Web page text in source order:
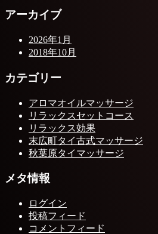
アーカイブ
2026年1月
2018年10月
カテゴリー
アロマオイルマッサージ
リラックスセットコース
リラックス効果
末広町タイ古式マッサージ
秋葉原タイマッサージ
メタ情報
ログイン
投稿フィード
コメントフィード